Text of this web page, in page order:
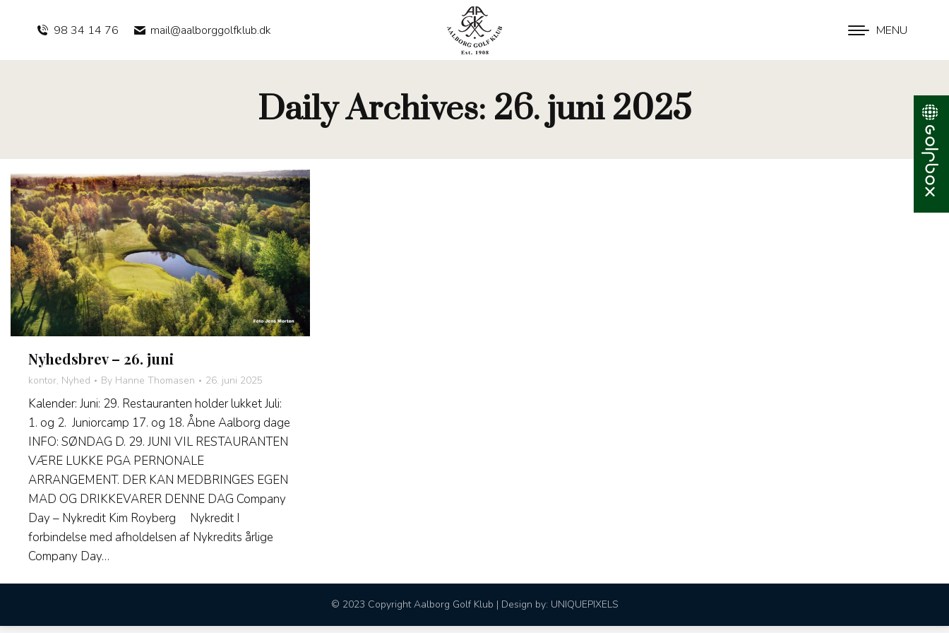
MENU
98 34 14 76 mail@aalborggolfklub.dk
Daily Archives: 26. juni 2025
Nyhedsbrev – 26. juni
kontor, Nyhed By Hanne Thomasen 26. juni 2025
Kalender: Juni: 29. Restauranten holder lukket Juli:
1. og 2. Juniorcamp 17. og 18. Åbne Aalborg dage
INFO: SØNDAG D. 29. JUNI VIL RESTAURANTEN
VÆRE LUKKE PGA PERNONALE
ARRANGEMENT. DER KAN MEDBRINGES EGEN
MAD OG DRIKKEVARER DENNE DAG Company
Day – Nykredit Kim Royberg Nykredit I
forbindelse med afholdelsen af Nykredits årlige
Company Day…
© 2023 Copyright Aalborg Golf Klub | Design by: UNIQUEPIXELS